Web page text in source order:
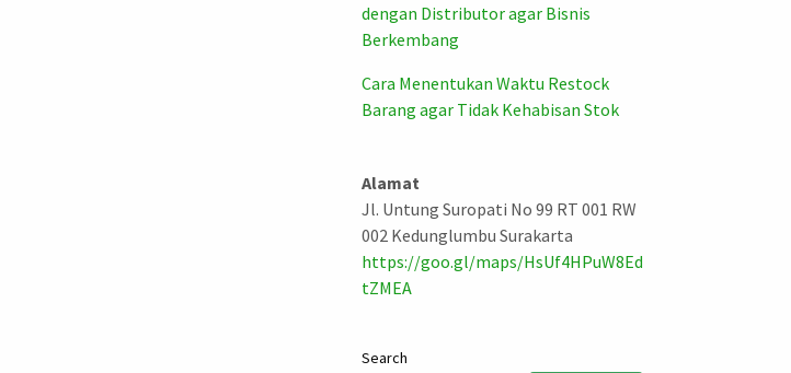
dengan Distributor agar Bisnis
Berkembang
Cara Menentukan Waktu Restock
Barang agar Tidak Kehabisan Stok
Alamat
Jl. Untung Suropati No 99 RT 001 RW
002 Kedunglumbu Surakarta
https://goo.gl/maps/HsUf4HPuW8Ed
tZMEA
Search